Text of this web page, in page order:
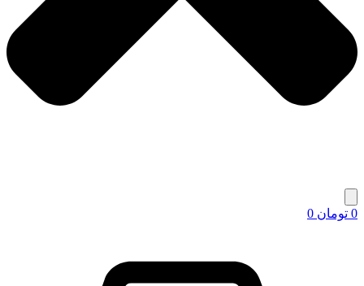
0 تومان 0